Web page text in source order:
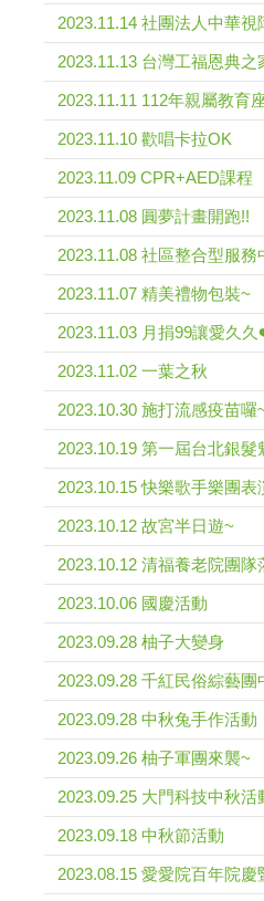
2023.11.14 社團法人中華
2023.11.13 台灣工福恩典之
2023.11.11 112年親屬教育
2023.11.10 歡唱卡拉OK
2023.11.09 CPR+AED課程
2023.11.08 圓夢計畫開跑!!
2023.11.08 社區整合型服
2023.11.07 精美禮物包裝~
2023.11.03 月捐99讓愛久
2023.11.02 一葉之秋
2023.10.30 施打流感疫苗囉
2023.10.19 第一屆台北銀髮
2023.10.15 快樂歌手樂團表
2023.10.12 故宮半日遊~
2023.10.12 清福養老院團
2023.10.06 國慶活動
2023.09.28 柚子大變身
2023.09.28 千紅民俗綜藝
2023.09.28 中秋兔手作活動
2023.09.26 柚子軍團來襲~
2023.09.25 大門科技中秋活
2023.09.18 中秋節活動
2023.08.15 愛愛院百年院慶